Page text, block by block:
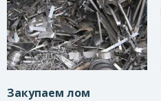
Закупаем лом